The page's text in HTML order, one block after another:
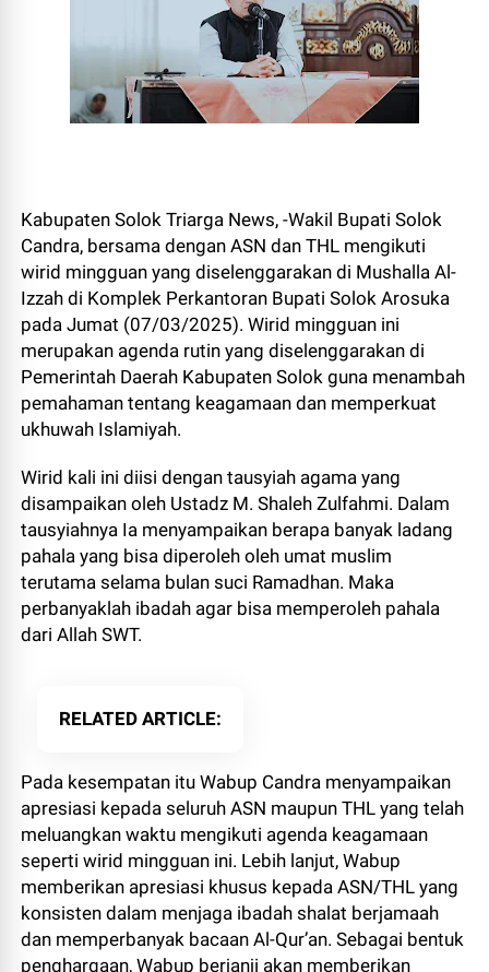
Kabupaten Solok Triarga News, -Wakil Bupati Solok
Candra, bersama dengan ASN dan THL mengikuti
wirid mingguan yang diselenggarakan di Mushalla Al-
Izzah di Komplek Perkantoran Bupati Solok Arosuka
pada Jumat (07/03/2025). Wirid mingguan ini
merupakan agenda rutin yang diselenggarakan di
Pemerintah Daerah Kabupaten Solok guna menambah
pemahaman tentang keagamaan dan memperkuat
ukhuwah Islamiyah.
Wirid kali ini diisi dengan tausyiah agama yang
disampaikan oleh Ustadz M. Shaleh Zulfahmi. Dalam
tausyiahnya Ia menyampaikan berapa banyak ladang
pahala yang bisa diperoleh oleh umat muslim
terutama selama bulan suci Ramadhan. Maka
perbanyaklah ibadah agar bisa memperoleh pahala
dari Allah SWT.
RELATED ARTICLE
Pada kesempatan itu Wabup Candra menyampaikan
apresiasi kepada seluruh ASN maupun THL yang telah
meluangkan waktu mengikuti agenda keagamaan
seperti wirid mingguan ini. Lebih lanjut, Wabup
memberikan apresiasi khusus kepada ASN/THL yang
konsisten dalam menjaga ibadah shalat berjamaah
dan memperbanyak bacaan Al-Qur’an. Sebagai bentuk
penghargaan, Wabup berjanji akan memberikan